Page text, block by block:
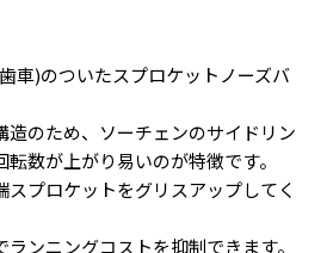
車)のついたスプロケットノーズバ
造のため、ソーチェンのサイドリン
数が上がり易いのが特徴です。
スプロケットをグリスアップしてく
ンニングコストを抑制できます。